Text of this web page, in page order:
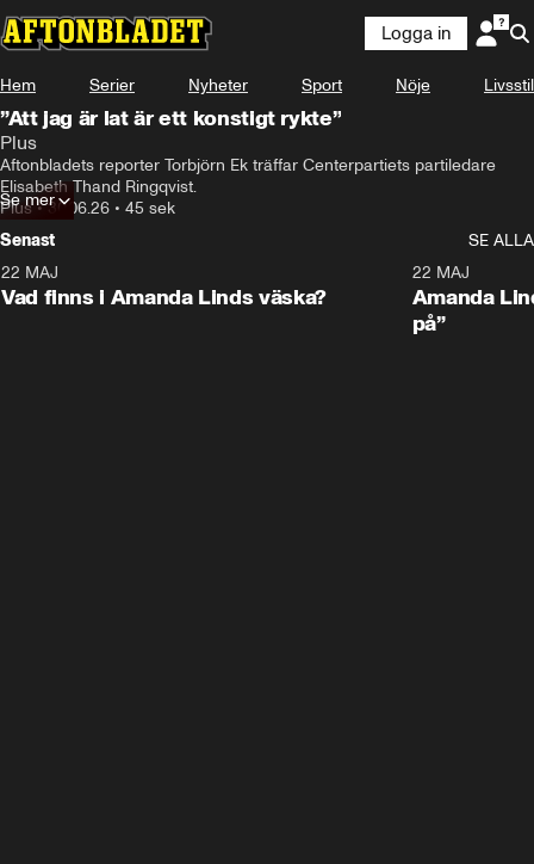
Logga in
Hem Serier Nyheter Sport Nöje Livsstil
”Att jag är lat är ett konstigt rykte”
Plus
Aftonbladets reporter Torbjörn Ek träffar Centerpartiets partiledare
Elisabeth Thand Ringqvist.
Plus•30.06.26 • 45 sek
Se mer
Senast
SE ALLA
Plus
22 MAJ
Vad finns i Amanda Linds väska?
Plus
22 MAJ
Amanda
på”